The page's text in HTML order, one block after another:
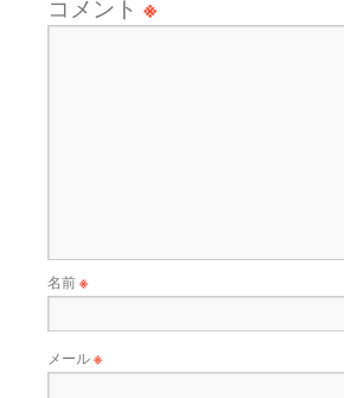
コメント ※
名前※
メール※